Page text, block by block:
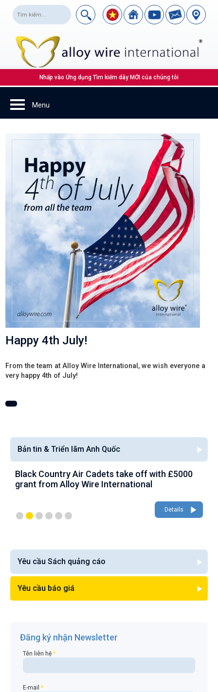
Nhấp vào Ứng dụng Tìm kiếm dây MỚI của chúng tôi
Happy 4th July!
From the team at Alloy Wire International, we wish everyone a
very happy 4th of July!
Bản tin & Triển lãm Anh Quốc
Black Country Air Cadets take off with £5000
grant from Alloy Wire International
Details
Yêu cầu Sách quảng cáo
Yêu cầu báo giá
Đăng ký nhận Newsletter
Tên liên hệ*
E-mail*